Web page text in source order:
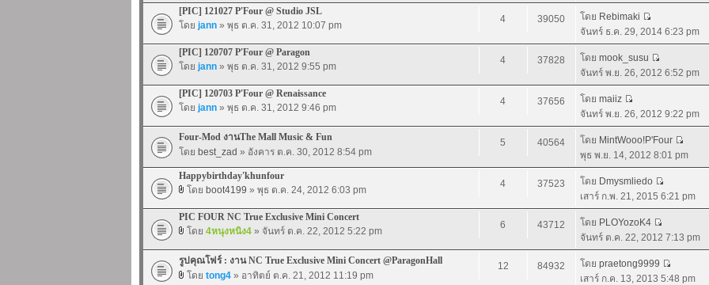
[PIC] 121027 P'Four @ Studio JSL
โดย jann » พุธ ต.ค. 31, 2012 10:07 pm
4 39050 โดย Rebimaki
จันทร์ ธ.ค. 29, 2014 6:23 pm
[PIC] 120707 P'Four @ Paragon
โดย jann » พุธ ต.ค. 31, 2012 9:55 pm
4 37828 โดย mook_susu
จันทร์ พ.ย. 26, 2012 6:52 pm
[PIC] 120703 P'Four @ Renaissance
โดย jann » พุธ ต.ค. 31, 2012 9:46 pm
4 37656 โดย maiiz
จันทร์ พ.ย. 26, 2012 9:22 pm
Four-Mod งานThe Mall Music & Fun
โดย best_zad » อังคาร ต.ค. 30, 2012 8:54 pm
5 40564 โดย MintWooo!P'Four
พุธ พ.ย. 14, 2012 8:01 pm
Happybirthday'khunfour
โดย boot4199 » พุธ ต.ค. 24, 2012 6:03 pm
4 37523 โดย Dmysmliedo
เสาร์ ก.พ. 21, 2015 6:21 pm
PIC FOUR NC True Exclusive Mini Concert
โดย 4หนุงหนิง4 » จันทร์ ต.ค. 22, 2012 5:22 pm
6 43712 โดย PLOYozoK4
จันทร์ ต.ค. 22, 2012 7:13 pm
รูปคุณโฟร์ : งาน NC True Exclusive Mini Concert @ParagonHall
โดย tong4 » อาทิตย์ ต.ค. 21, 2012 11:19 pm
12 84932 โดย praetong9999
เสาร์ ก.ค. 13, 2013 5:48 pm